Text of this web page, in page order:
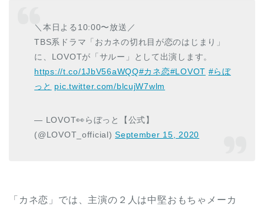
＼本日よる10:00〜放送／
TBS系ドラマ「おカネの切れ目が恋のはじまり」
に、LOVOTが「サルー」として出演します。
https://t.co/1JbV56aWQQ#カネ恋#LOVOT #らぼ
っと pic.twitter.com/blcujW7wlm
— LOVOT👀らぼっと【公式】
(@LOVOT_official)September 15, 2020
「カネ恋」では、主演の２人は中堅おもちゃメーカ